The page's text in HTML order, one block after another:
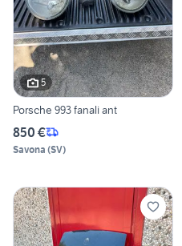
5
Porsche 993 fanali ant
850 €
Savona (SV)